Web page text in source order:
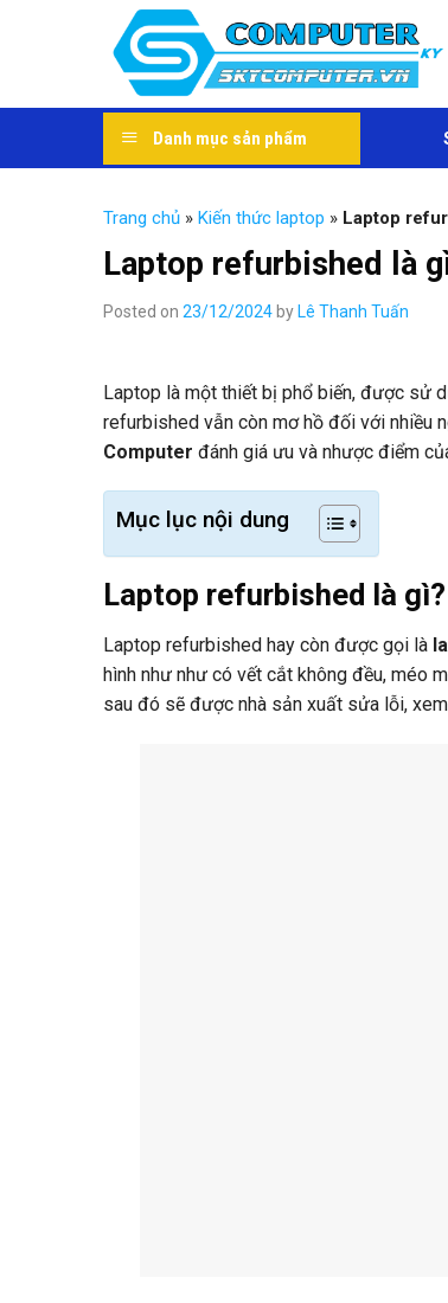
Danh mục sản phẩm
Trang chủ » Kiến thức laptop » Laptop
Laptop refurbished là
Posted on 23/12/2024byLê Thanh Tuấn
Laptop là một thiết bị phổ biến, được sử
refurbished vẫn còn mơ hồ đối với nhiều
Computer đánh giá ưu và nhược điểm
Mục lục nội dung
Laptop refurbished là gì?
Laptop refurbished hay còn được gọi là
hình như như có vết cắt không đều, méo
sau đó sẽ được nhà sản xuất sửa lỗi,